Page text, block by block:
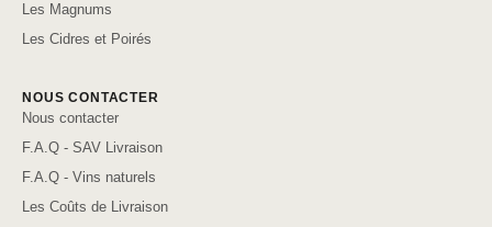
Les Magnums
Les Cidres et Poirés
NOUS CONTACTER
Nous contacter
F.A.Q - SAV Livraison
F.A.Q - Vins naturels
Les Coûts de Livraison